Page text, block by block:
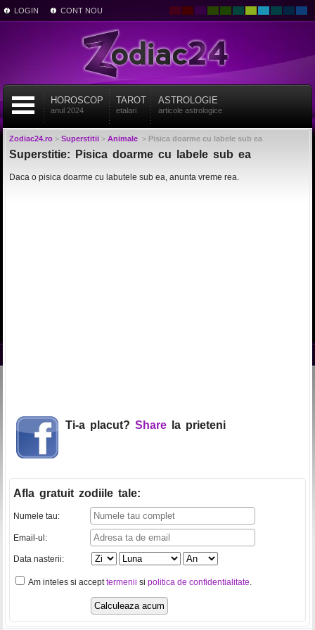
LOGIN CONT NOU
HOROSCOP
anul 2024
TAROT
etalari
ASTROLOGIE
articole astrologice
Zodiac24.ro> Superstitii> Animale> Pisica doarme cu labele sub ea
Superstitie: Pisica doarme cu labele sub ea
Daca o pisica doarme cu labutele sub ea, anunta vreme rea.
Ti-a placut? Share la prieteni
Afla gratuit zodiile tale:
Numele tau:
Email-ul:
Data nasterii:
Am inteles si accepttermenii si politica de confidentialitate.